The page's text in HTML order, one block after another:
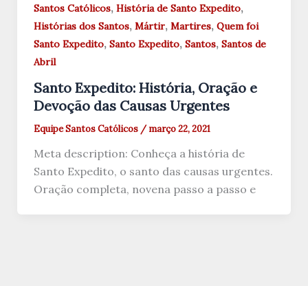
Santos Católicos, História de Santo Expedito,
Histórias dos Santos, Mártir, Martires, Quem foi
Santo Expedito, Santo Expedito, Santos, Santos de
Abril
Santo Expedito: História, Oração e
Devoção das Causas Urgentes
Equipe Santos Católicos / março 22, 2021
Meta description: Conheça a história de
Santo Expedito, o santo das causas urgentes.
Oração completa, novena passo a passo e